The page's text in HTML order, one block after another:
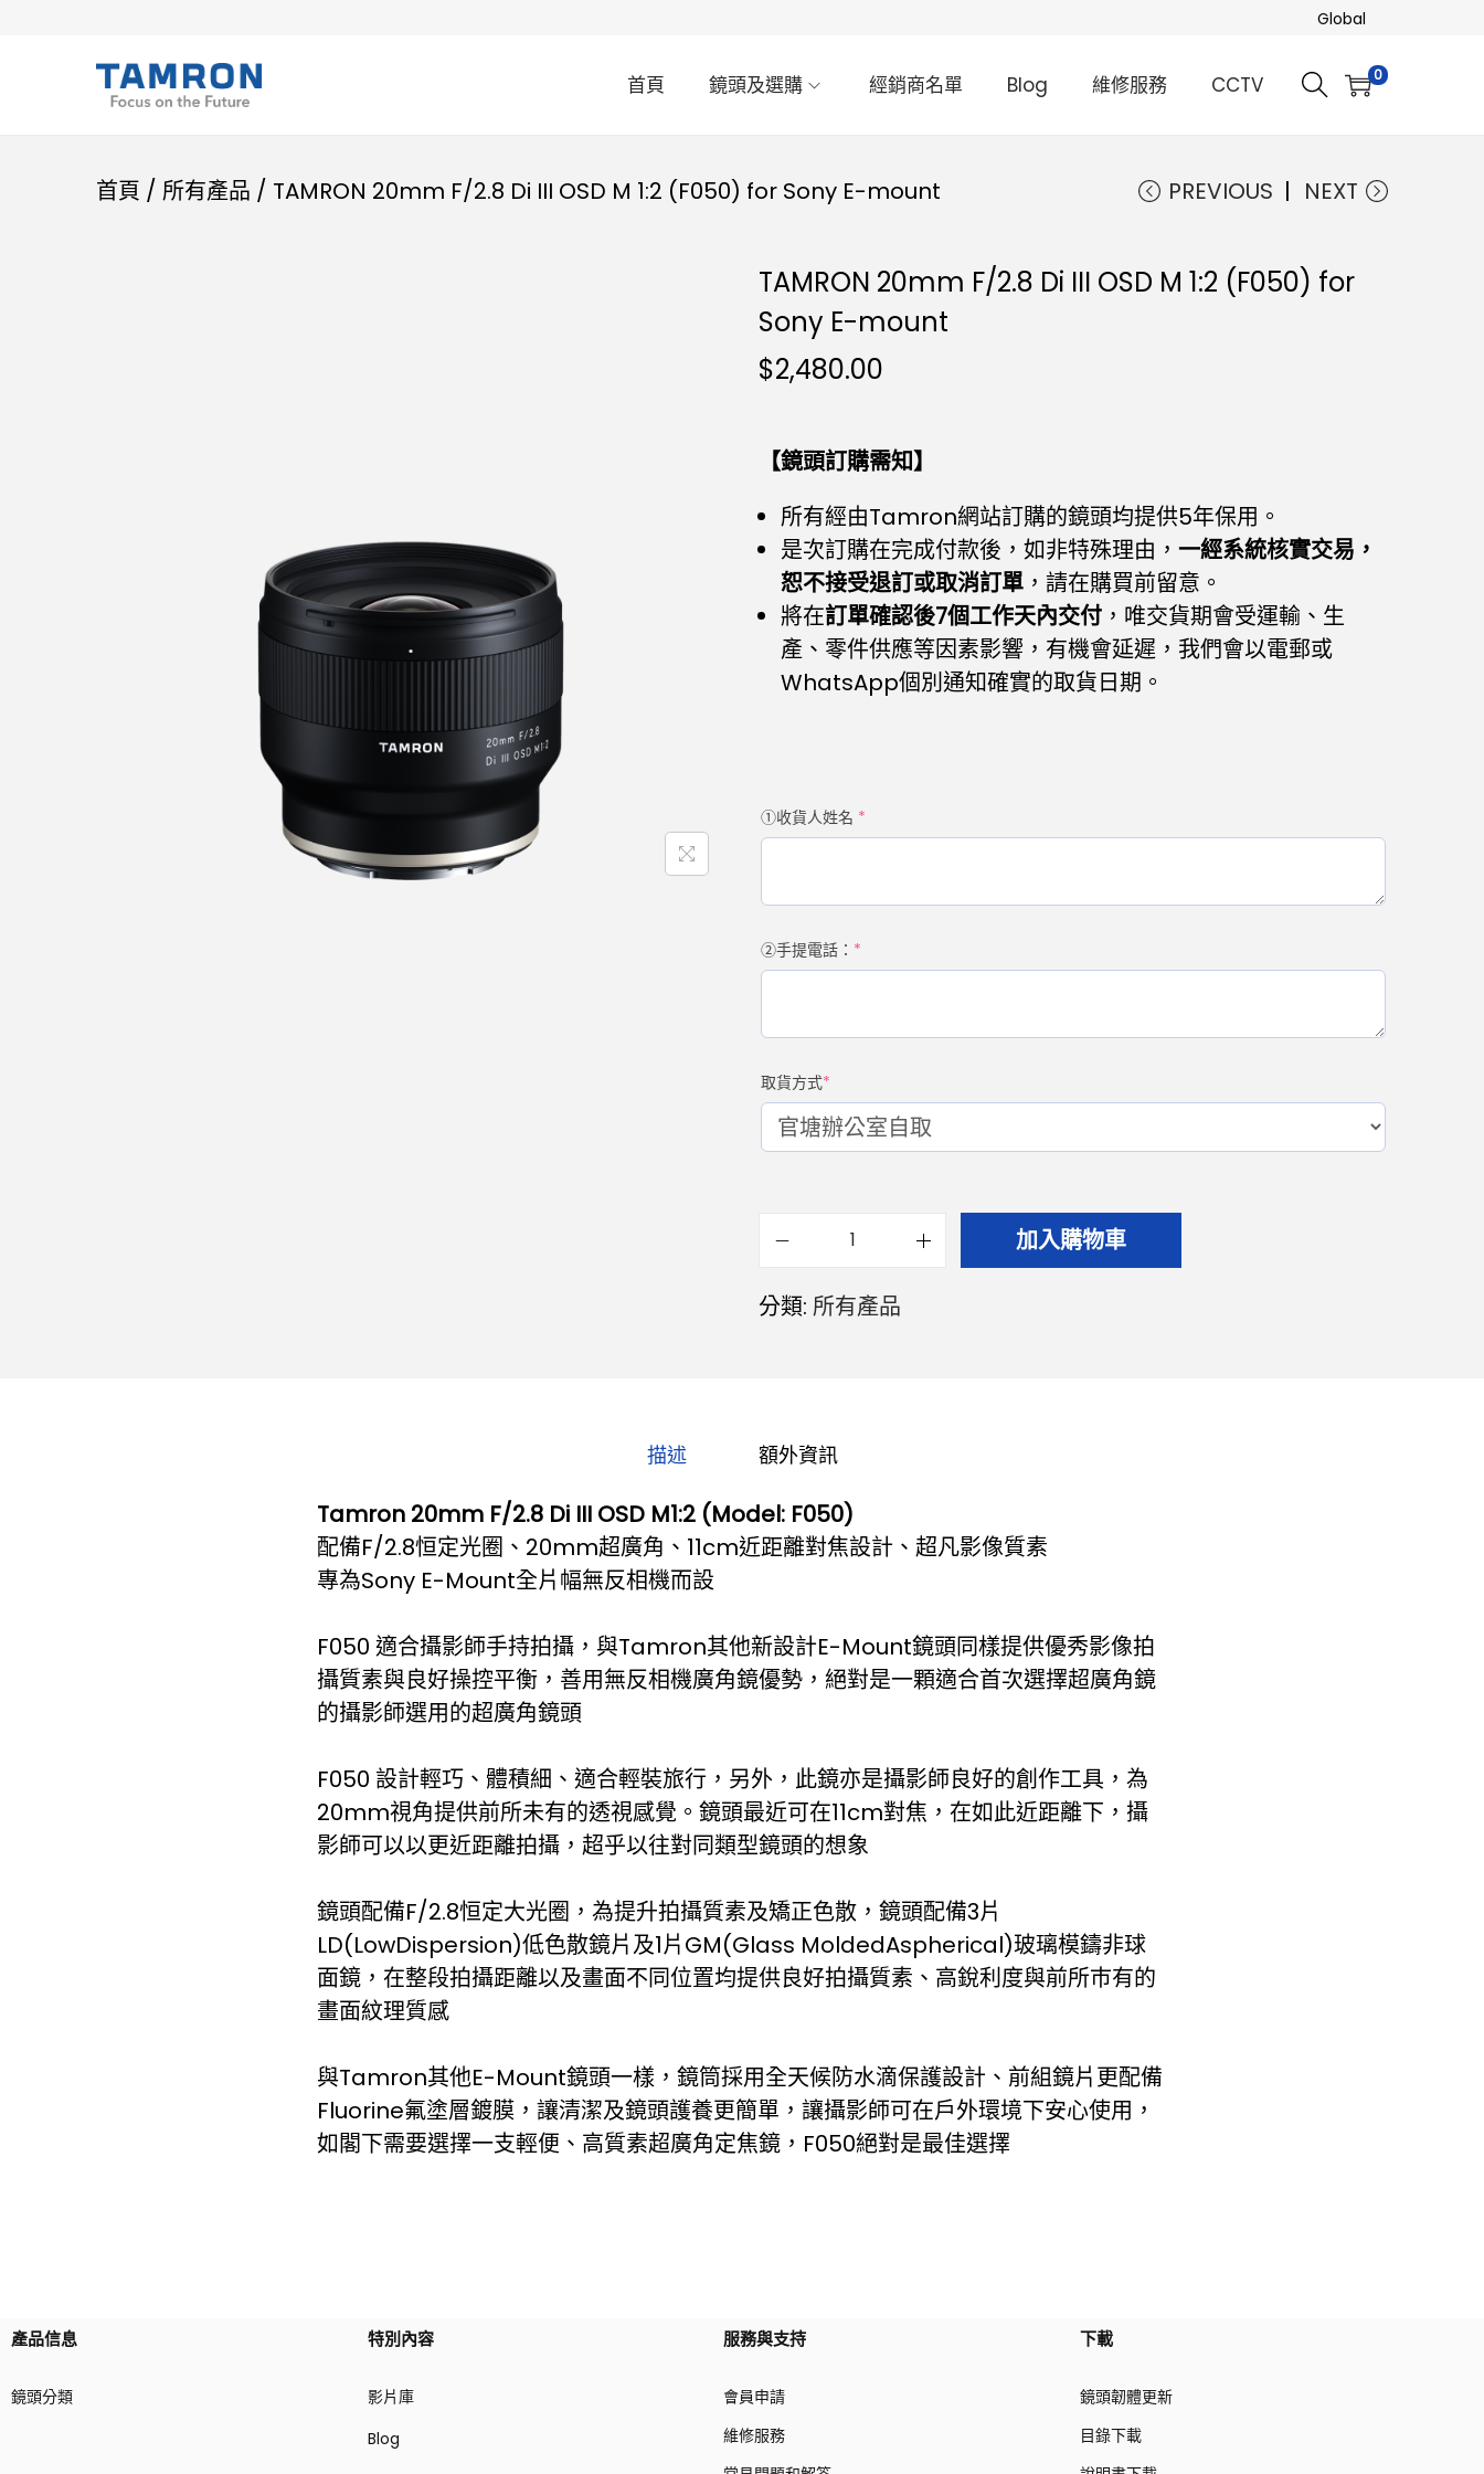
Global
首頁 鏡頭及選購 經銷商名單 Blog 維修服務 CCTV 0
首頁 / 所有產品 / TAMRON 20mm F/2.8 Di III OSD M 1:2 (F050) for Sony E-mount PREVIOUS NEXT
TAMRON 20mm F/2.8 Di III OSD M 1:2 (F050) for
Sony E-mount
$2,480.00
【鏡頭訂購需知】
所有經由Tamron網站訂購的鏡頭均提供5年保用。
是次訂購在完成付款後，如非特殊理由， 一經系統核實交易，
恕不接受退訂或取消訂單 ，請在購買前留意。
將在訂單確認後7個工作天內交付 ，唯交貨期會受運輸、生
產、零件供應等因素影響，有機會延遲，我們會以電郵或
WhatsApp個別通知確實的取貨日期。
①收貨人姓名 *
②手提電話： *
取貨方式*
加入購物車
分類: 所有產品
描述 額外資訊
Tamron 20mm F/2.8 Di III OSD M1:2 (Model: F050)
配備F/2.8恒定光圈、20mm超廣角、11cm近距離對焦設計、超凡影像質素
專為Sony E-Mount全片幅無反相機而設
F050 適合攝影師手持拍攝，與Tamron其他新設計E-Mount鏡頭同樣提供優秀影像拍
攝質素與良好操控平衡，善用無反相機廣角鏡優勢，絕對是一顆適合首次選擇超廣角鏡
的攝影師選用的超廣角鏡頭
F050 設計輕巧、體積細、適合輕裝旅行，另外，此鏡亦是攝影師良好的創作工具，為
20mm視角提供前所未有的透視感覺。鏡頭最近可在11cm對焦，在如此近距離下，攝
影師可以以更近距離拍攝，超乎以往對同類型鏡頭的想象
鏡頭配備F/2.8恒定大光圈，為提升拍攝質素及矯正色散，鏡頭配備3片
LD(LowDispersion)低色散鏡片及1片GM(Glass MoldedAspherical)玻璃模鑄非球
面鏡，在整段拍攝距離以及畫面不同位置均提供良好拍攝質素、高銳利度與前所巿有的
畫面紋理質感
與Tamron其他E-Mount鏡頭一樣，鏡筒採用全天候防水滴保護設計、前組鏡片更配備
Fluorine氟塗層鍍膜，讓清潔及鏡頭護養更簡單，讓攝影師可在戶外環境下安心使用，
如閣下需要選擇一支輕便、高質素超廣角定焦鏡，F050絕對是最佳選擇
產品信息
鏡頭分類
特別內容
影片庫
Blog
服務與支持
會員申請
維修服務
下載
鏡頭韌體更新
目錄下載